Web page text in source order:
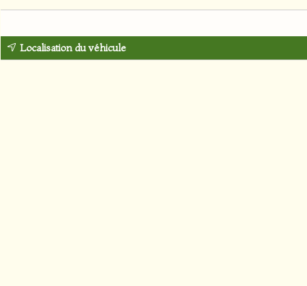
Localisation du véhicule